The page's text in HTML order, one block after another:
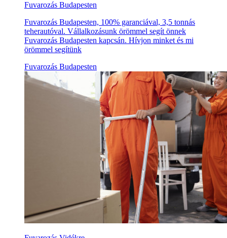
Fuvarozás Budapesten
Fuvarozás Budapesten, 100% garanciával, 3,5 tonnás
teherautóval. Vállalkozásunk örömmel segít önnek
Fuvarozás Budapesten kapcsán. Hívjon minket és mi
örömmel segítünk
Fuvarozás Budapesten